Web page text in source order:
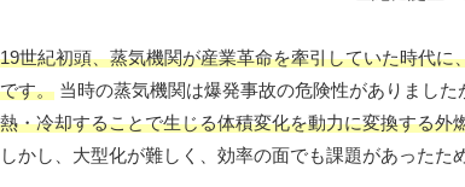
19世紀初頭、蒸気機関が産業革命を牽引していた時代
です。 当時の蒸気機関は爆発事故の危険性がありまし
熱・冷却することで生じる体積変化を動力に変換する外
しかし、大型化が難しく、効率の面でも課題があったた